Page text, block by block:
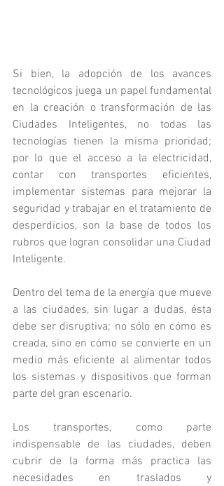
Si bien, la adopción de los avances
tecnológicos juega un papel fundamental
en la creación o transformación de las
Ciudades Inteligentes, no todas las
tecnologías tienen la misma prioridad;
por lo que el acceso a la electricidad,
contar con transportes eficientes,
implementar sistemas para mejorar la
seguridad y trabajar en el tratamiento de
desperdicios, son la base de todos los
rubros que logran consolidar una Ciudad
Inteligente.
Dentro del tema de la energía que mueve
a las ciudades, sin lugar a dudas, ésta
debe ser disruptiva; no sólo en cómo es
creada, sino en cómo se convierte en un
medio más eficiente al alimentar todos
los sistemas y dispositivos que forman
parte del gran escenario.
Los transportes, como parte
indispensable de las ciudades, deben
cubrir de la forma más practica las
necesidades en traslados y